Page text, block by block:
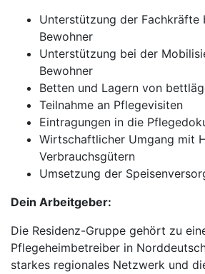
Unterstützung der Fachkräfte
Bewohner
Unterstützung bei der
Bewohner
Betten und Lagern von
Teilnahme an Pflegevisiten
Eintragungen in die
Wirtschaftlicher Umgang mit
Verbrauchsgütern
Umsetzung der
Dein Arbeitgeber:
Die Residenz-Gruppe gehört zu
Pflegeheimbetreiber in
starkes regionales Netzwerk und